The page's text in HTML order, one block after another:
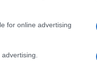
for online advertising